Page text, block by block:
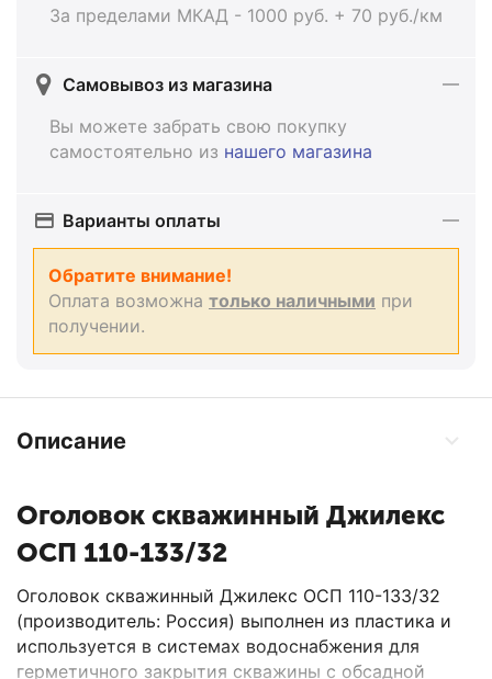
За пределами МКАД - 1000 руб. + 70 руб./км
Самовывоз из магазина
Вы можете забрать свою покупку
самостоятельно из нашего магазина
Варианты оплаты
Обратите внимание!
Оплата возможна только наличными при
получении.
Описание
Оголовок скважинный Джилекс
ОСП 110-133/32
Оголовок скважинный Джилекс ОСП 110-133/32
(производитель: Россия) выполнен из пластика и
используется в системах водоснабжения для
герметичного закрытия скважины с обсадной